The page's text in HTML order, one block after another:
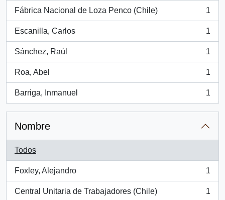
Fábrica Nacional de Loza Penco (Chile)
, 1 resultados
1
Escanilla, Carlos
, 1 resultados
1
Sánchez, Raúl
, 1 resultados
1
Roa, Abel
, 1 resultados
1
Barriga, Inmanuel
, 1 resultados
1
Nombre
Todos
Foxley, Alejandro
, 1 resultados
1
Central Unitaria de Trabajadores (Chile)
, 1 resultados
1